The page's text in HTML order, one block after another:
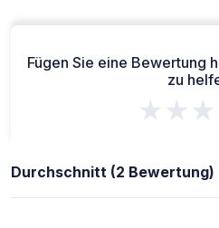
Fügen Sie eine Bewertung
zu
Durchschnitt (2 Bewertung)